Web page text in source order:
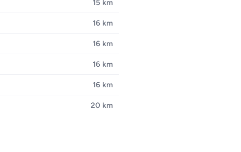
15 km
16 km
16 km
16 km
16 km
20 km